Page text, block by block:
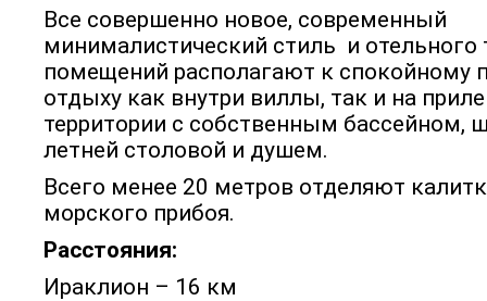
Все совершенно новое, современный
минималистический стиль и отельного
помещений располагают к спокойному
отдыху как внутри виллы, так и на
территории с собственным бассейном,
летней столовой и душем.
Всего менее 20 метров отделяют
морского прибоя.
Расстояния:
Ираклион – 16 км